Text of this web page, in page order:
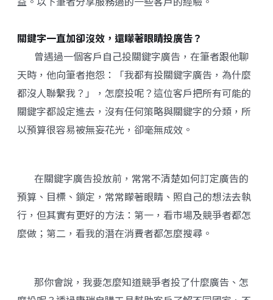
關鍵字一直加卻沒效，還矇著眼睛投廣告？
曾遇過一個客戶自己投關鍵字廣告，在筆者跟他聊
天時，他向筆者抱怨：「我都有投關鍵字廣告，為什麼
都沒人聯繫我？」，怎麼投呢？這位客戶把所有可能的
關鍵字都設定進去，沒有任何策略與關鍵字的分類，所
以預算很容易被無妄花光，卻毫無成效。
在關鍵字廣告投放前，常常不清楚如何訂定廣告的
預算、目標、鎖定，常常矇著眼睛、照自己的想法去執
行，但其實有更好的方法：第一，看市場及競爭者都怎
麼做；第二，看我的潛在消費者都怎麼搜尋。
那你會說，我要怎麼知道競爭者投了什麼廣告、怎